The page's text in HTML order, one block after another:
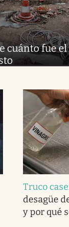
cuánto fue
Truco
desagüe
y por qué